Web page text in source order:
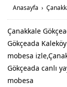
Anasayfa ›
Çanakkale
Gökçeada
mobesa
Gökçeada canlı
mobesa